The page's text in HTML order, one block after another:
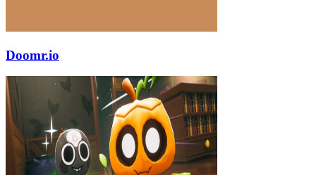
Doomr.io